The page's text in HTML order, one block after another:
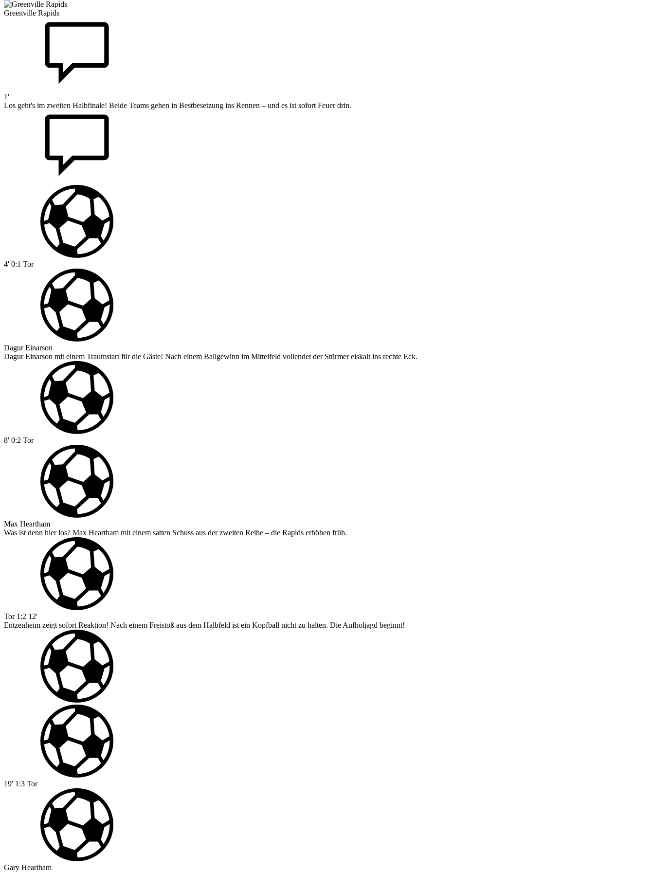
Greenville Rapids
1'
Los geht's im zweiten Halbfinale! Beide Teams gehen in Bestbesetzung ins Rennen – und es ist sofort Feuer drin.
4' 0:1 Tor
Dagur Einarson
Dagur Einarson mit einem Traumstart für die Gäste! Nach einem Ballgewinn im Mittelfeld vollendet der Stürmer eiskalt ins rechte Eck.
8' 0:2 Tor
Max Heartham
Was ist denn hier los? Max Heartham mit einem satten Schuss aus der zweiten Reihe – die Rapids erhöhen früh.
Tor 1:2 12'
Entzenheim zeigt sofort Reaktion! Nach einem Freistoß aus dem Halbfeld ist ein Kopfball nicht zu halten. Die Aufholjagd beginnt!
19' 1:3 Tor
Gary Heartham